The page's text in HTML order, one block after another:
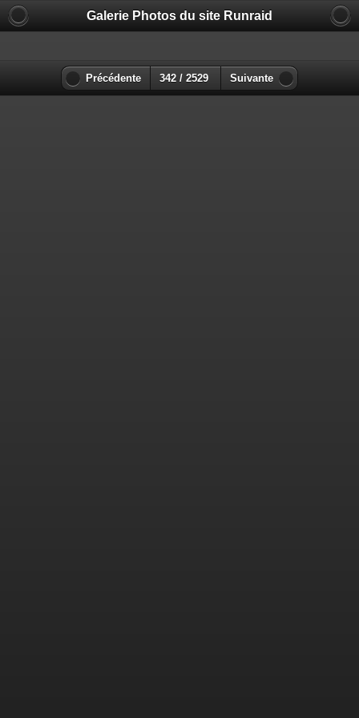
Galerie Photos du site Runraid
Précédente 342 / 2529 Suivante